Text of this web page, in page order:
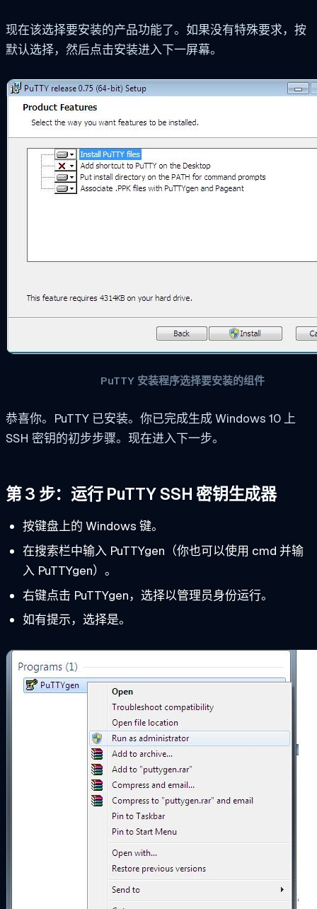
现在该选择要安装的产品功能了。如果没有特殊要求，按
默认选择，然后点击安装进入下一屏幕。
PuTTY 安装程序选择要安装的组件
恭喜你。PuTTY 已安装。你已完成生成 Windows 10 上
SSH 密钥的初步步骤。现在进入下一步。
第 3 步：运行 PuTTY SSH 密钥生成器
按键盘上的 Windows 键。
在搜索栏中输入 PuTTYgen（你也可以使用 cmd 并输
入 PuTTYgen）。
右键点击 PuTTYgen，选择以管理员身份运行。
如有提示，选择是。